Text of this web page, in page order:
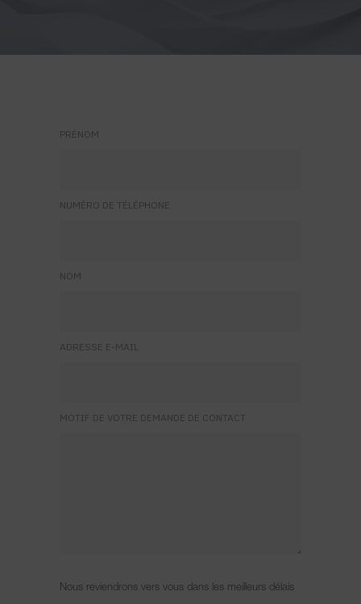
PRÉNOM
NUMÉRO DE TÉLÉPHONE
NOM
ADRESSE E-MAIL
MOTIF DE VOTRE DEMANDE DE CONTACT
Nous reviendrons vers vous dans les meilleurs délais